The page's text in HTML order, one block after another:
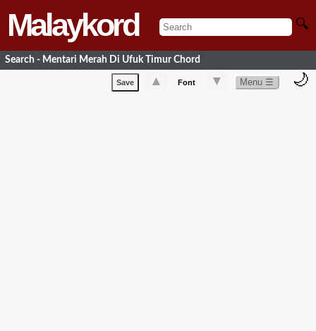
Malaykord 🔍
Search - Mentari Merah Di Ufuk Timur Chord
Save ▲ Font ▼ Menu ☰ 🌙